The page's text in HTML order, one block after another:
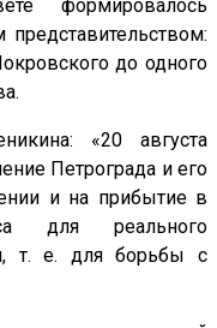
формировалось
до одного
«20 августа
Петрограда и его
и на прибытие в
для реального
т. е. для борьбы с